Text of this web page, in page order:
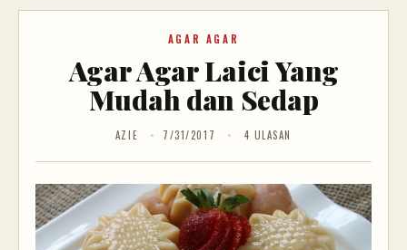
AGAR AGAR
Agar Agar Laici Yang
Mudah dan Sedap
AZIE 7/31/2017 4 ULASAN